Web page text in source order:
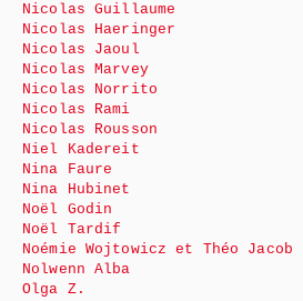
Nicolas Guillaume
Nicolas Haeringer
Nicolas Jaoul
Nicolas Marvey
Nicolas Norrito
Nicolas Rami
Nicolas Rousson
Niel Kadereit
Nina Faure
Nina Hubinet
Noël Godin
Noël Tardif
Noémie Wojtowicz et Théo Jacob
Nolwenn Alba
Olga Z.